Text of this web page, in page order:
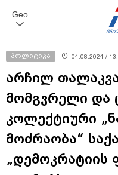
Geo
პოლიტიკა 04.08.2024 /
არჩილ
მომგვრელი და
კოლექტიური
მოძრაობა“
„დემოკრატიის